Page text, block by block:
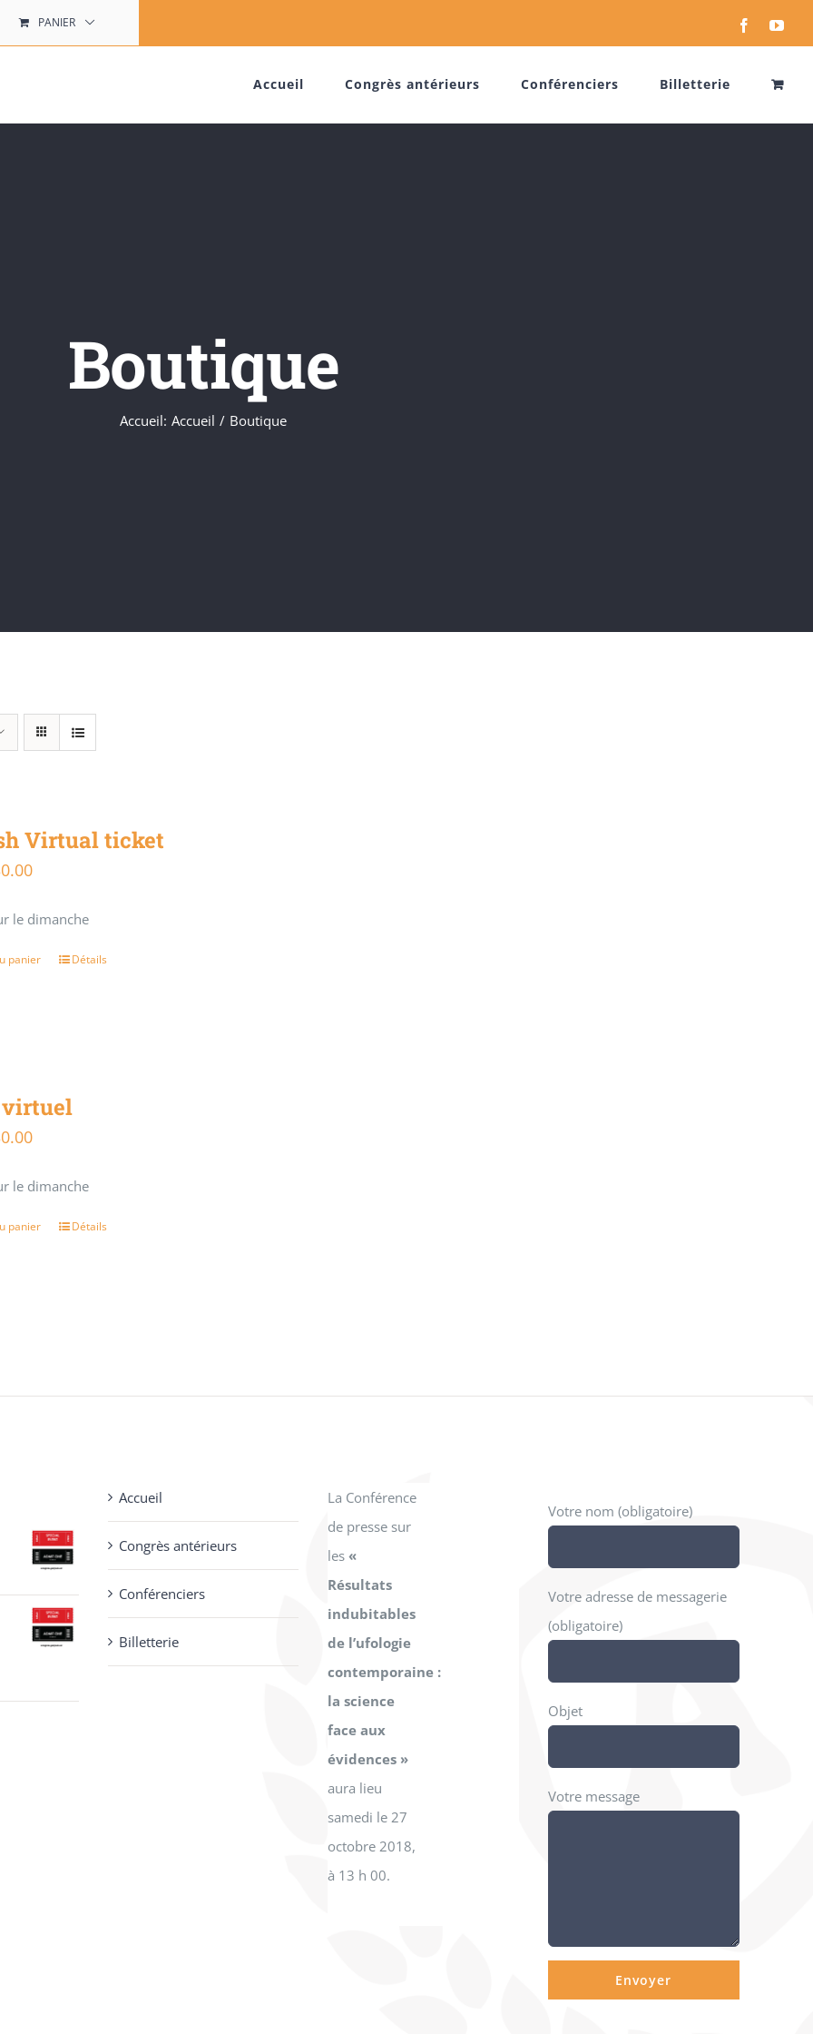
PANIER Facebook
Accueil Congrès antérieurs Conférenciers Billetterie
Boutique
Accueil: Accueil / Boutique
Virtual ticket
:
Le
actuel
est :
le dimanche
panier Détails
:
Le
actuel
est :
le dimanche
panier Détails
Accueil
Congrès antérieurs
Conférenciers
Billetterie
La Conférence
de presse sur
les«
Résultats
indubitables
de l’ufologie
contemporaine :
la science
face aux
évidences »
aura lieu
samedi le 27
octobre 2018,
à 13 h 00.
Votre nom (obligatoire)
Votre adresse de messagerie
(obligatoire)
Objet
Votre message